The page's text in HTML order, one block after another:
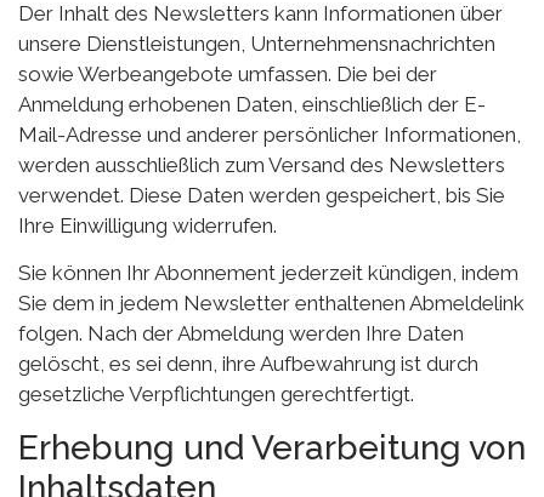
Der Inhalt des Newsletters kann Informationen über
unsere Dienstleistungen, Unternehmensnachrichten
sowie Werbeangebote umfassen. Die bei der
Anmeldung erhobenen Daten, einschließlich der E-
Mail-Adresse und anderer persönlicher Informationen,
werden ausschließlich zum Versand des Newsletters
verwendet. Diese Daten werden gespeichert, bis Sie
Ihre Einwilligung widerrufen.
Sie können Ihr Abonnement jederzeit kündigen, indem
Sie dem in jedem Newsletter enthaltenen Abmeldelink
folgen. Nach der Abmeldung werden Ihre Daten
gelöscht, es sei denn, ihre Aufbewahrung ist durch
gesetzliche Verpflichtungen gerechtfertigt.
Erhebung und Verarbeitung von
Inhaltsdaten